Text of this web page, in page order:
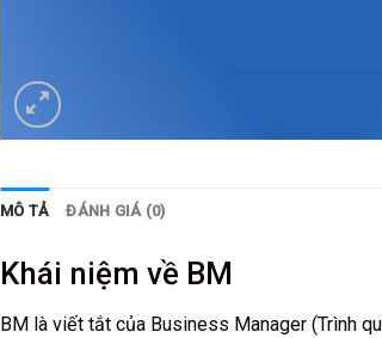
MÔ TẢ ĐÁNH GIÁ (0)
Khái niệm về BM
BM là viết tắt của Business Manager (Trình